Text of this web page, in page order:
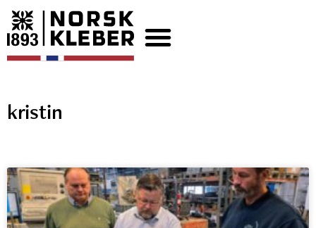
kristin